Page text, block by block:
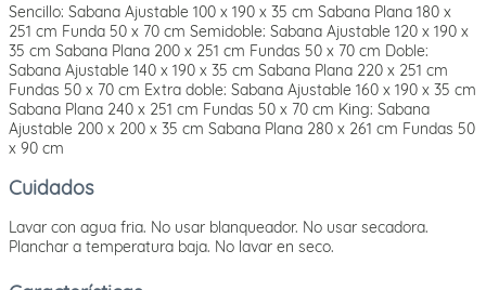
Sencillo: Sabana Ajustable 100 x 190 x 35 cm Sabana Plana 180 x
251 cm Funda 50 x 70 cm Semidoble: Sabana Ajustable 120 x 190 x
35 cm Sabana Plana 200 x 251 cm Fundas 50 x 70 cm Doble:
Sabana Ajustable 140 x 190 x 35 cm Sabana Plana 220 x 251 cm
Fundas 50 x 70 cm Extra doble: Sabana Ajustable 160 x 190 x 35 cm
Sabana Plana 240 x 251 cm Fundas 50 x 70 cm King: Sabana
Ajustable 200 x 200 x 35 cm Sabana Plana 280 x 261 cm Fundas 50
x 90 cm
Cuidados
Lavar con agua fria. No usar blanqueador. No usar secadora.
Planchar a temperatura baja. No lavar en seco.